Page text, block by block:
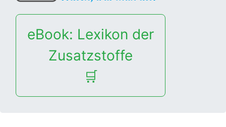
eBook: Lexikon der
Zusatzstoffe
🛒